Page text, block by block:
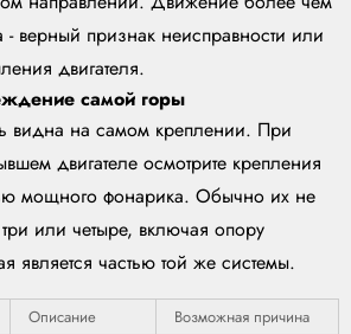
верный признак неисправности или
двигателя.
самой горы
видна на самом креплении. При
двигателе осмотрите крепления
мощного фонарика. Обычно их не
или четыре, включая опору
является частью той же системы.
Описание Возможная причина